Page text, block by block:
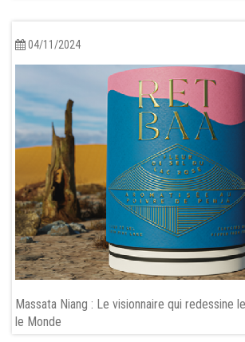
04/11/2024
Massata Niang : Le visionnaire qui redessine
le Monde